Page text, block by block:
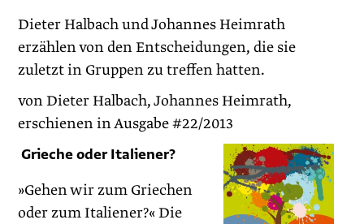
Dieter Halbach und Johannes Heimrath
erzählen von den Entscheidungen, die sie
zuletzt in Gruppen zu treffen hatten.
von Dieter Halbach, Johannes Heimrath,
erschienen in Ausgabe #22/2013
Grieche oder Italiener?
»Gehen wir zum Griechen
oder zum Italiener?« Die